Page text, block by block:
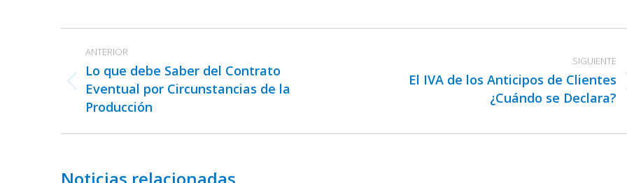
Facebook
X
LinkedIn
entre
publicaciones
ANTERIOR
Publicación
anterior:
Lo que debe Saber del Contrato
Eventual por Circunstancias de la
Producción
SIGUIENTE
Publicación
El IVA de los Anticipos de Clientes
¿Cuándo se Declara?
Noticias relacionadas